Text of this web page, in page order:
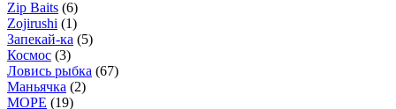
Zip Baits (6)
Zojirushi (1)
Запекай-ка (5)
Космос (3)
Ловись рыбка (67)
Маньячка (2)
МОРЕ (19)